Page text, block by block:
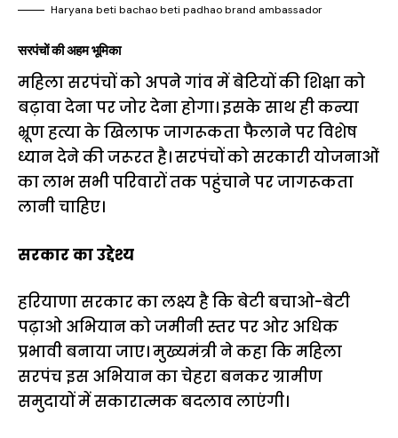
Haryana beti bachao beti padhao brand ambassador
सरपंचों की अहम भूमिका
महिला सरपंचों को अपने गांव में बेटियों की शिक्षा को
बढ़ावा देना पर जोर देना होगा। इसके साथ ही कन्या
भ्रूण हत्या के खिलाफ जागरूकता फैलाने पर विशेष
ध्यान देने की जरूरत है। सरपंचों को सरकारी योजनाओं
का लाभ सभी परिवारों तक पहुंचाने पर जागरूकता
लानी चाहिए।
सरकार का उद्देश्य
हरियाणा सरकार का लक्ष्य है कि बेटी बचाओ-बेटी
पढ़ाओ अभियान को जमीनी स्तर पर ओर अधिक
प्रभावी बनाया जाए। मुख्यमंत्री ने कहा कि महिला
सरपंच इस अभियान का चेहरा बनकर ग्रामीण
समुदायों में सकारात्मक बदलाव लाएंगी।